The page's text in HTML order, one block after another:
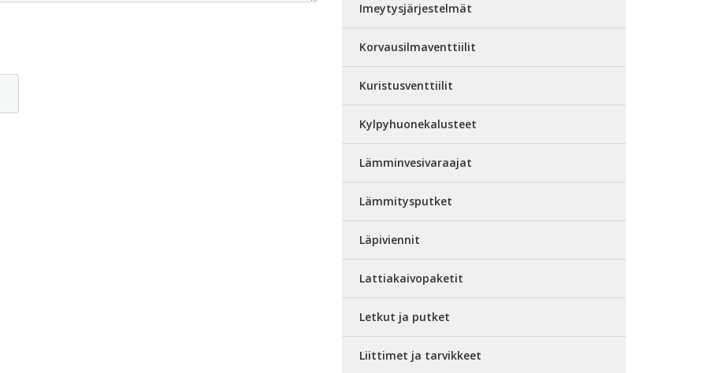
Imeytysjärjestelmät
Korvausilmaventtiilit
Kuristusventtiilit
Kylpyhuonekalusteet
Lämminvesivaraajat
Lämmitysputket
Läpiviennit
Lattiakaivopaketit
Letkut ja putket
Liittimet ja tarvikkeet